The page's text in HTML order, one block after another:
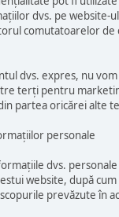
dvs. pe website-
comutatoarelor
dvs. expres, nu
terți pentru
partea oricărei alte
personale
dvs.
website, după
prevăzute în